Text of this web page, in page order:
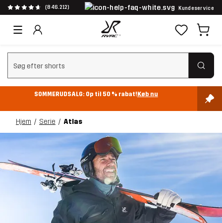
(846.212) Kundeservice
Ryd søgning
SOMMERUDSALG: Op til 50 % rabat!Køb nu
Hjem Serie Atlas